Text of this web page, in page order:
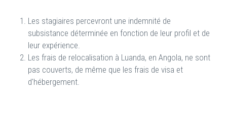
Les stagiaires percevront une indemnité de
subsistance déterminée en fonction de leur profil et de
leur expérience.
Les frais de relocalisation à Luanda, en Angola, ne sont
pas couverts, de même que les frais de visa et
d'hébergement.